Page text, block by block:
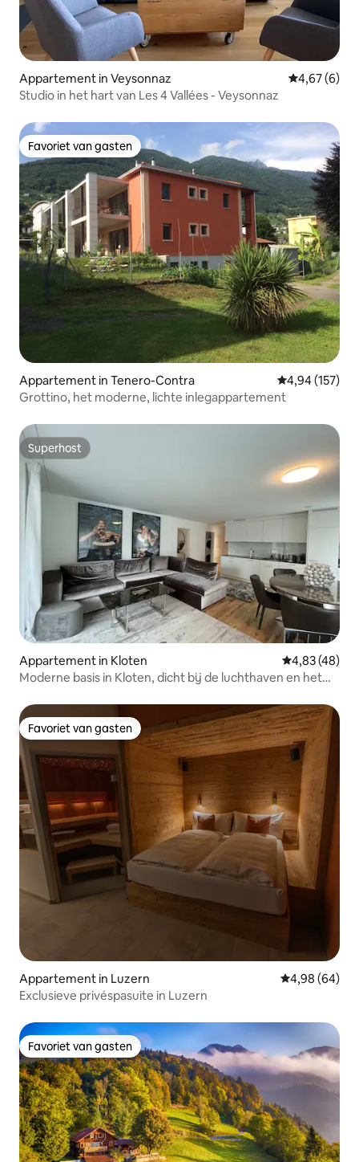
Appartement in Veysonnaz Gemiddelde
4,67 (6)
Studio in het hart van Les 4 Vallées - Veysonnaz
Favoriet van gasten
Favoriet van gasten
Appartement in Tenero-Contra Gemiddelde
4,94 (157)
Grottino, het moderne, lichte inlegappartement
Superhost
Superhost
Appartement in Kloten Gemiddelde
4,83 (48)
Moderne basis in Kloten, dicht bij de luchthaven en het
Favoriet van gasten
Favoriet van gasten
Appartement in Luzern Gemiddelde
4,98 (64)
Exclusieve privéspasuite in Luzern
Favoriet van gasten
Favoriet van gasten